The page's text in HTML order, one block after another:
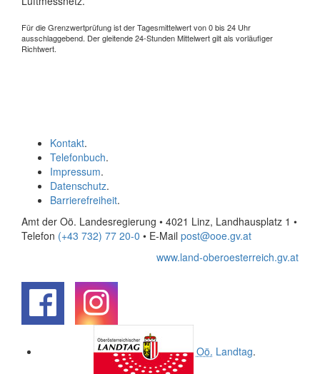
Für die Grenzwertprüfung ist der Tagesmittelwert von 0 bis 24 Uhr
ausschlaggebend. Der gleitende 24-Stunden Mittelwert gilt als vorläufiger
Richtwert.
Kontakt.
Telefonbuch.
Impressum.
Datenschutz.
Barrierefreiheit.
Amt der Oö. Landesregierung • 4021 Linz, Landhausplatz 1 •
Telefon (+43 732) 77 20-0 • E-Mail post@ooe.gv.at
www.land-oberoesterreich.gv.at
Oö. Landtag.